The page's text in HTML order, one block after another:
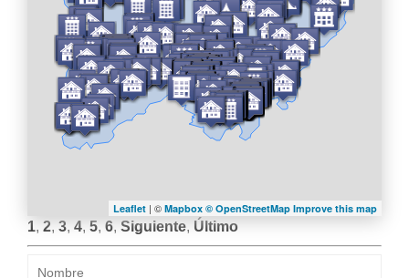
NAVEGACIÓN
Leaflet | © Mapbox © OpenStreetMap Improve this map
1, 2, 3, 4, 5, 6, Siguiente, Último